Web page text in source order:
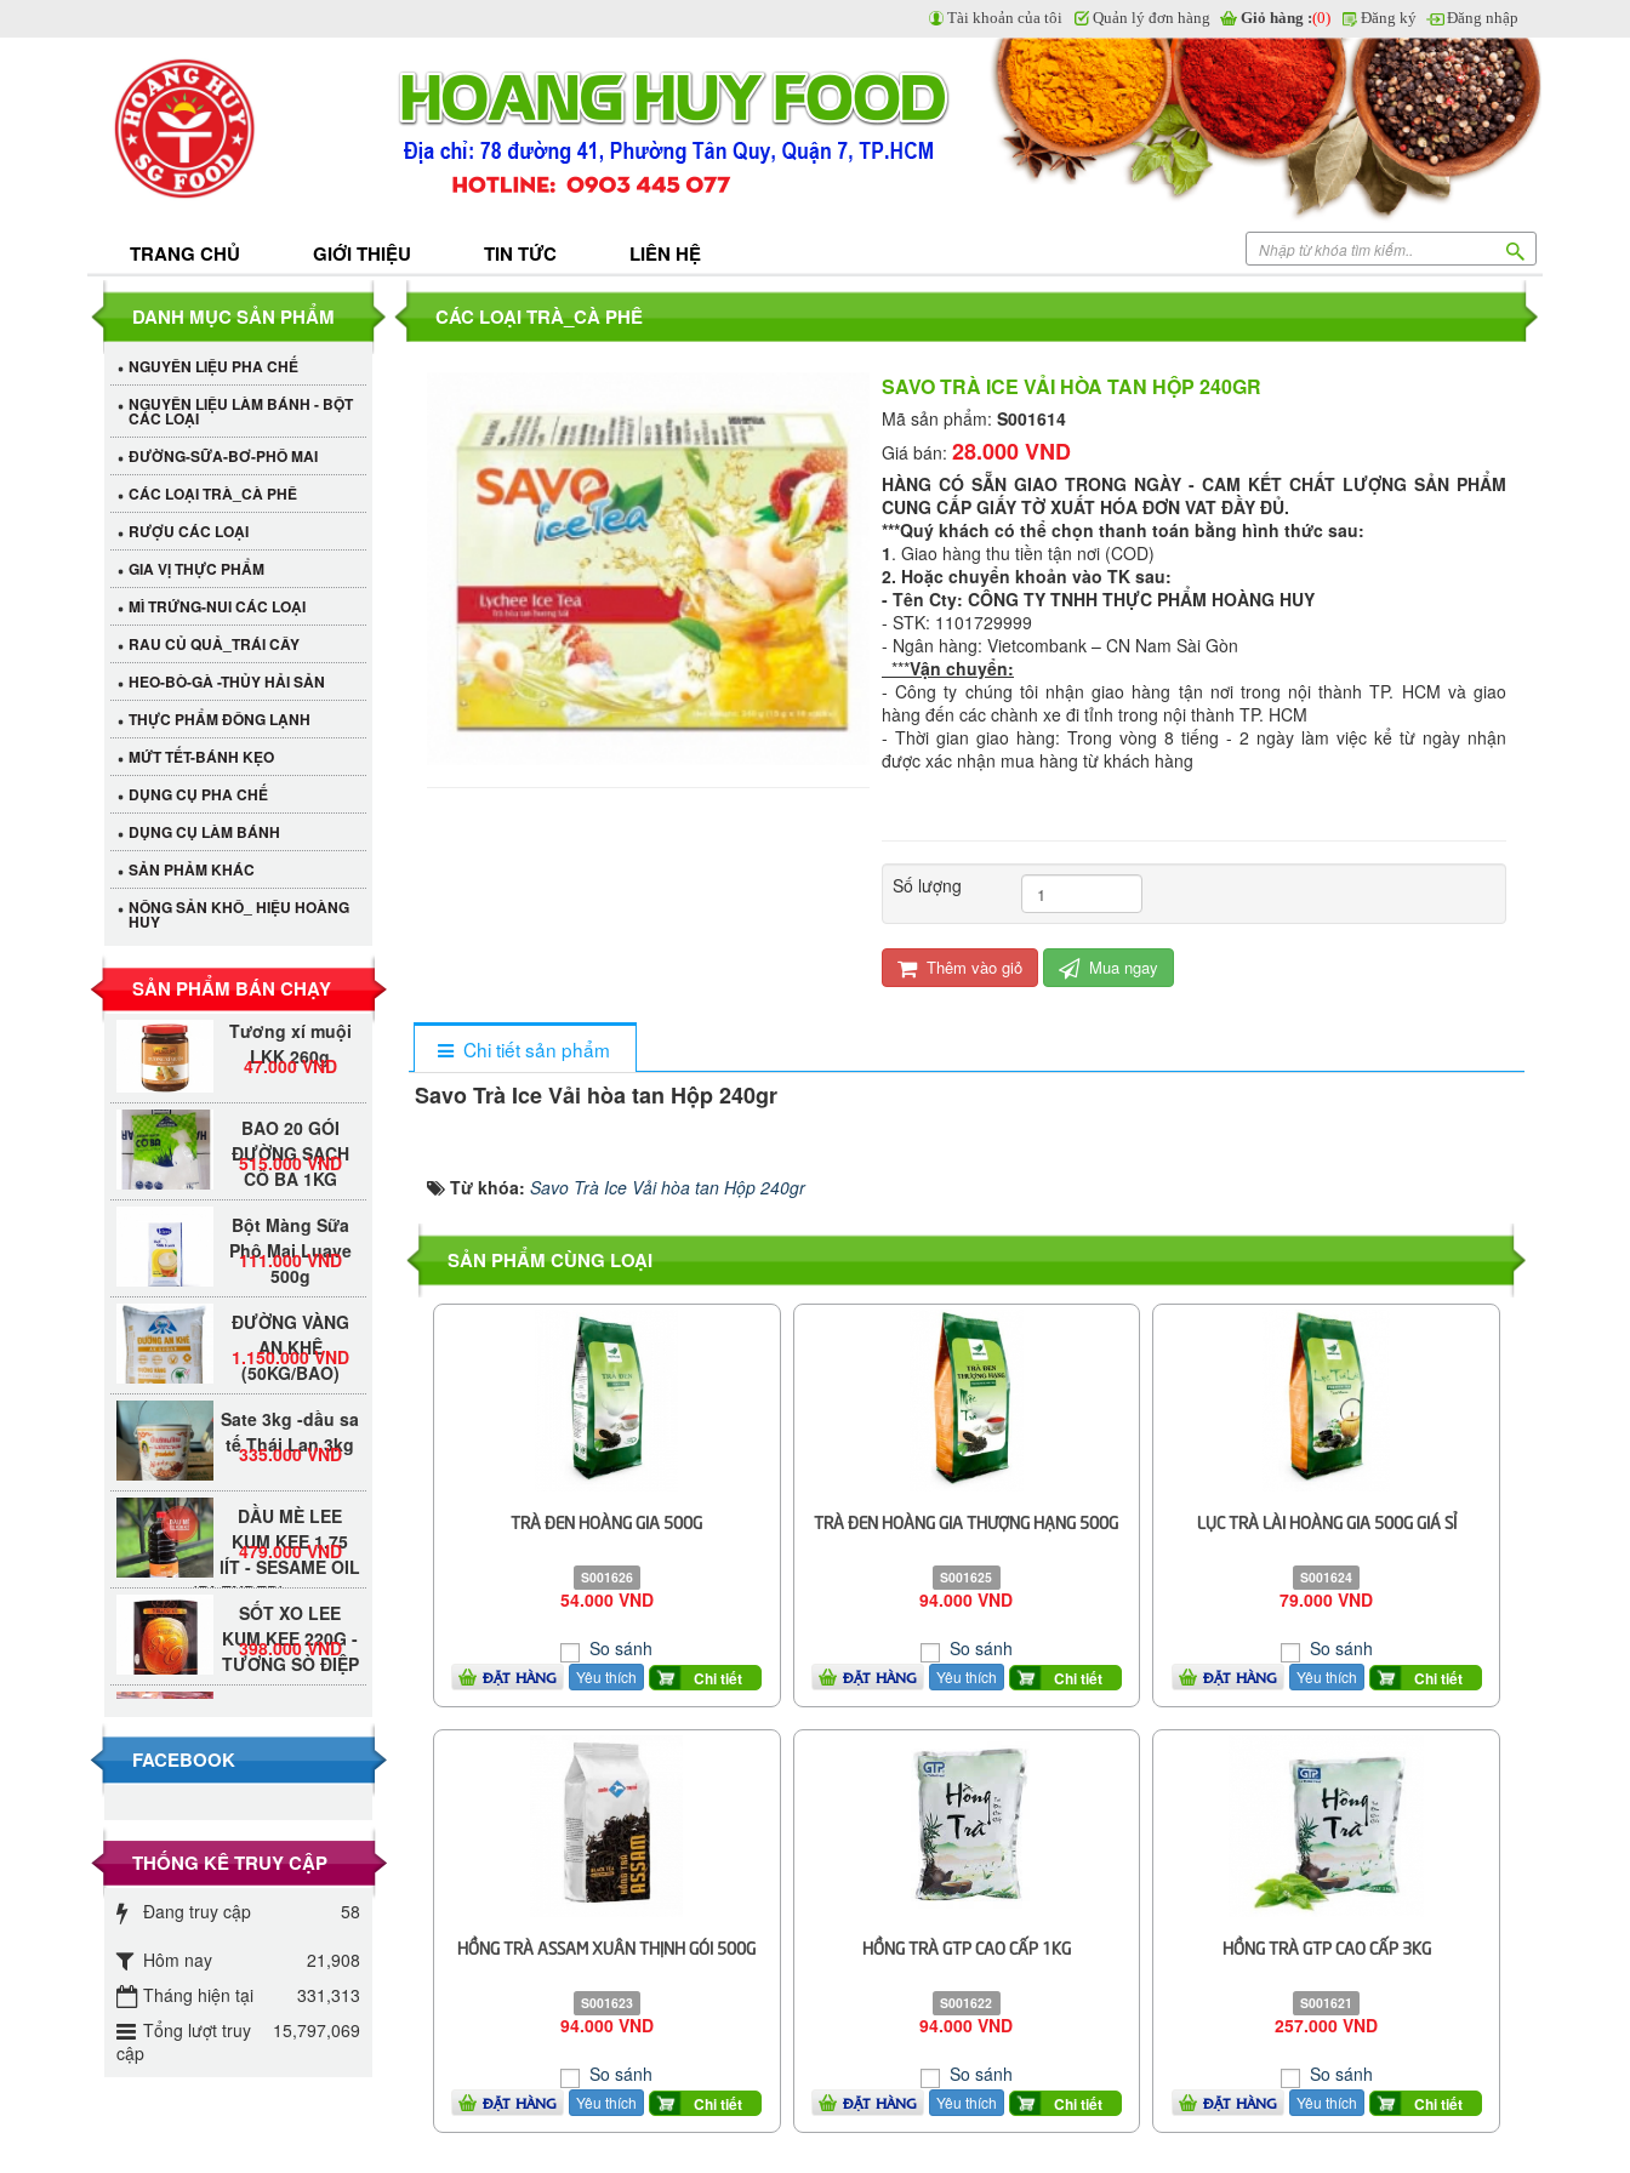
TRANG CHỦ GIỚI THIỆU TIN TỨC LIÊN HỆ
Tài khoản của tôi Quản lý đơn hàng Giỏ hàng :(0) Đăng ký Đăng nhập
CÁC LOẠI TRÀ_CÀ PHÊ
SAVO TRÀ ICE VẢI HÒA TAN HỘP 240GR
Mã sản phẩm: S001614
Giá bán: 28.000 VND
HÀNG CÓ SẴN GIAO TRONG NGÀY - CAM KẾT CHẤT LƯỢNG SẢN PHẨM
CUNG CẤP GIẤY TỜ XUẤT HÓA ĐƠN VAT ĐẦY ĐỦ.
***Quý khách có thể chọn thanh toán bằng hình thức sau:
1. Giao hàng thu tiền tận nơi (COD)
2. Hoặc chuyển khoản vào TK sau:
- Tên Cty: CÔNG TY TNHH THỰC PHẨM HOÀNG HUY
- STK: 1101729999
- Ngân hàng: Vietcombank – CN Nam Sài Gòn
***Vận chuyển:
- Công ty chúng tôi nhận giao hàng tận nơi trong nội thành TP. HCM và giao
hàng đến các chành xe đi tỉnh trong nội thành TP. HCM
- Thời gian giao hàng: Trong vòng 8 tiếng - 2 ngày làm việc kể từ ngày nhận
được xác nhận mua hàng từ khách hàng
Số lượng
Thêm vào giỏ Mua ngay
Chi tiết sản phẩm
Savo Trà Ice Vải hòa tan Hộp 240gr
Từ khóa: Savo Trà Ice Vải hòa tan Hộp 240gr
SẢN PHẨM CÙNG LOẠI
TRÀ ĐEN HOÀNG GIA 500G
S001626
54.000 VND
So sánh
ĐẶT HÀNG Yêu thích Chi tiết
TRÀ ĐEN HOÀNG GIA THƯỢNG HẠNG 500G
S001625
94.000 VND
So sánh
ĐẶT HÀNG Yêu thích Chi tiết
LỤC TRÀ LÀI HOÀNG GIA 500G GIÁ SỈ
S001624
79.000 VND
So sánh
ĐẶT HÀNG Yêu thích Chi tiết
HỒNG TRÀ ASSAM XUÂN THỊNH GÓI 500G
S001623
94.000 VND
So sánh
ĐẶT HÀNG Yêu thích Chi tiết
HỒNG TRÀ GTP CAO CẤP 1KG
S001622
94.000 VND
So sánh
ĐẶT HÀNG Yêu thích Chi tiết
HỒNG TRÀ GTP CAO CẤP 3KG
S001621
257.000 VND
So sánh
ĐẶT HÀNG Yêu thích Chi tiết
DANH MỤC SẢN PHẨM
NGUYÊN LIỆU PHA CHẾ
NGUYÊN LIỆU LÀM BÁNH - BỘT
CÁC LOẠI
ĐƯỜNG-SỮA-BƠ-PHÔ MAI
CÁC LOẠI TRÀ_CÀ PHÊ
RƯỢU CÁC LOẠI
GIA VỊ THỰC PHẨM
MÌ TRỨNG-NUI CÁC LOẠI
RAU CỦ QUẢ_TRÁI CÂY
HEO-BÒ-GÀ -THỦY HẢI SẢN
THỰC PHẨM ĐÔNG LẠNH
MỨT TẾT-BÁNH KẸO
DỤNG CỤ PHA CHẾ
DỤNG CỤ LÀM BÁNH
SẢN PHẢM KHÁC
NÔNG SẢN KHÔ_ HIỆU HOÀNG
HUY
SẢN PHẨM BÁN CHẠY
Cần Tây Đà Lạt
40.000 VND
LỐC 12 HỦ
LKK 260g
Tương xí muội
LKK 260g
47.000 VND
BAO 20 GÓI
ĐƯỜNG SẠCH
CÔ BA 1KG
515.000 VND
Bột Màng Sữa
Phô Mai Luave
500g
111.000 VND
ĐƯỜNG VÀNG
AN KHÊ
(50KG/BAO)
1.150.000 VND
Sate 3kg -dầu sa
tế Thái Lan 3kg
335.000 VND
DẦU MÈ LEE
KUM KEE 1.75
lÍT - SESAME OIL
(BLENDED)
479.000 VND
SỐT XO LEE
KUM KEE 220G -
TƯƠNG SÒ ĐIỆP
398.000 VND
Đường Thốt Nốt
Đường phèn hạt
Đường phèn
Long An bao
295.000 VND
Đường mía thiên
nhiên Biên Hòa
gói 1kg
32.000 VND
FACEBOOK
THỐNG KÊ TRUY CẬP
Đang truy cập
58
Hôm nay
21,908
Tháng hiện tại
331,313
Tổng lượt truy
cập
15,797,069